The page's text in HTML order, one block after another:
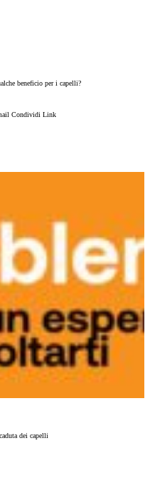
beneficio per i capelli?
Condividi Link
dei capelli